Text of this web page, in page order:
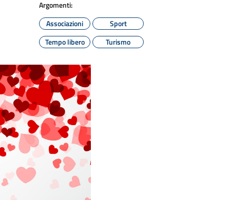
Argomenti:
Associazioni
Sport
Tempo libero
Turismo